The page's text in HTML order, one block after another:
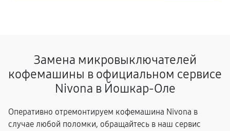
Замена микровыключателей
кофемашины в официальном сервисе
Nivona в Йошкар-Оле
Оперативно отремонтируем кофемашина Nivona в
случае любой поломки, обращайтесь в наш сервис